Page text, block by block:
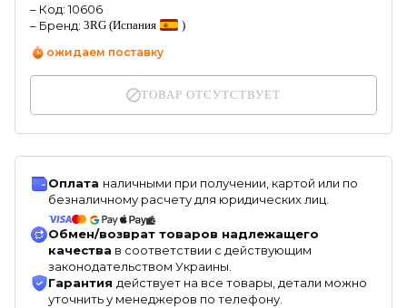
– Код:10606
– Бренд: 3RG (Испания
)
ожидаем поставку
ТОВАР ОТСУТСТВУЕТ
Оплата наличными при получении, картой или по
безналичному расчету для юридических лиц.
Обмен/возврат товаров надлежащего
качества в соответствии с действующим
законодательством Украины.
Гарантия действует на все товары, детали можно
уточнить у менеджеров по телефону.